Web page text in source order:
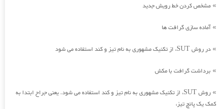
» مشخص کردن خط رویش جدید
»آماده سازی گرافت ها
» در روش SUT، از تکنیک مشهوری به نام تیز و کند استفاده می شود
» برداشت گرافت با مکش
»
روش SUT، از تکنیک مشهوری به نام تیز و کند استفاده می شود. یعنی جراح ابتدا به
کمک یک پانچ تیز،